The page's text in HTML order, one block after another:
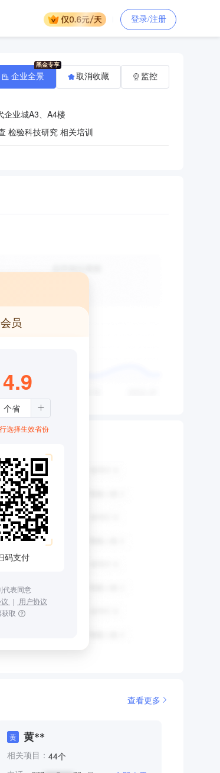
登录/注册
企业城A3、A4楼
检验科技研究 相关培训
企业全景 取消收藏 监控
员
选择生效省份
码支付
代表同意
｜ 用户协议
获取
查看更多
黄 黄**
相关项目： 44个